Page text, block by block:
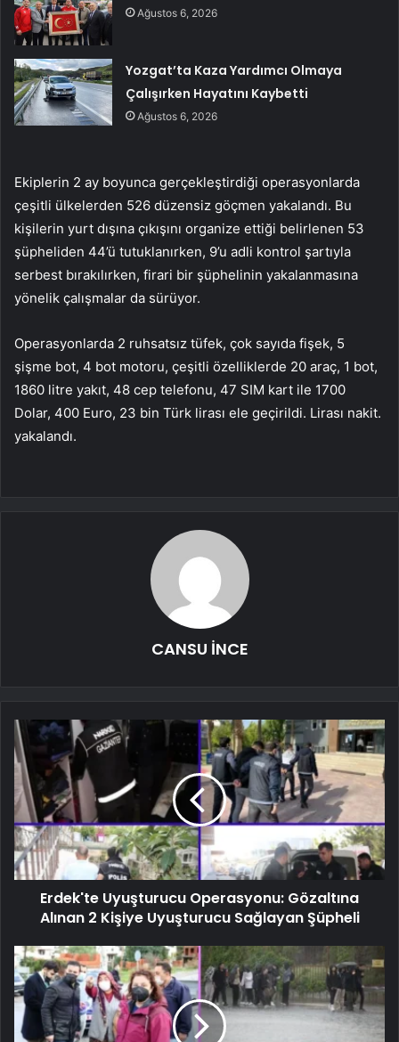
Ağustos 6, 2026
Yozgat’ta Kaza Yardımcı Olmaya
Çalışırken Hayatını Kaybetti
Ağustos 6, 2026
Ekiplerin 2 ay boyunca gerçekleştirdiği operasyonlarda
çeşitli ülkelerden 526 düzensiz göçmen yakalandı. Bu
kişilerin yurt dışına çıkışını organize ettiği belirlenen 53
şüpheliden 44’ü tutuklanırken, 9’u adli kontrol şartıyla
serbest bırakılırken, firari bir şüphelinin yakalanmasına
yönelik çalışmalar da sürüyor.
Operasyonlarda 2 ruhsatsız tüfek, çok sayıda fişek, 5
şişme bot, 4 bot motoru, çeşitli özelliklerde 20 araç, 1 bot,
1860 litre yakıt, 48 cep telefonu, 47 SIM kart ile 1700
Dolar, 400 Euro, 23 bin Türk lirası ele geçirildi. Lirası nakit.
yakalandı.
CANSU İNCE
Erdek'te Uyuşturucu Operasyonu: Gözaltına
Alınan 2 Kişiye Uyuşturucu Sağlayan Şüpheli